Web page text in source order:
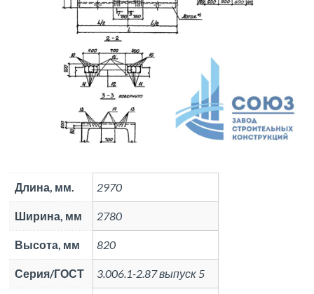
Длина, мм. 2970
Ширина, мм 2780
Высота, мм 820
Серия/ГОСТ 3.006.1-2.87 выпуск 5